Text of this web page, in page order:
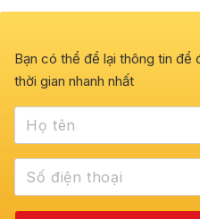
Bạn có thể để lại thông tin
thời gian nhanh nhất